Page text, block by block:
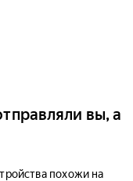
вы, а
похожи на